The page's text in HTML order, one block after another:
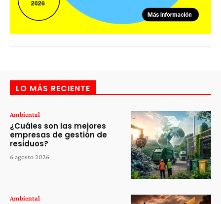
LO MÁS RECIENTE
Ambiental
¿Cuáles son las mejores
empresas de gestión de
residuos?
6 agosto 2026
Ambiental